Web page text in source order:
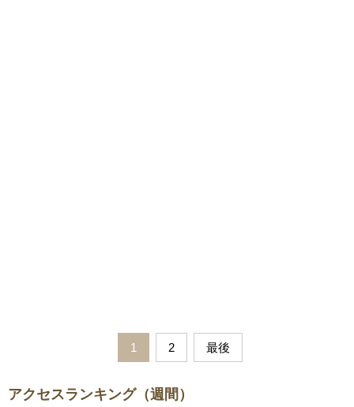
1 2 最後
アクセスランキング（週間）